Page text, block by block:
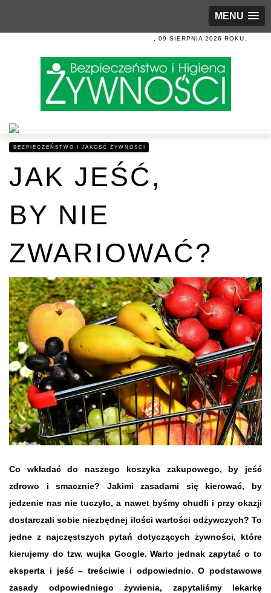
MENU
, 09 SIERPNIA 2026 ROKU.
BEZPIECZEŃSTWO I JAKOŚĆ ŻYWNOŚCI
JAK JEŚĆ,
BY NIE
ZWARIOWAĆ?
Co wkładać do naszego koszyka zakupowego, by jeść
zdrowo i smacznie? Jakimi zasadami się kierować, by
jedzenie nas nie tuczyło, a nawet byśmy chudli i przy okazji
dostarczali sobie niezbędnej ilości wartości odżywczych? To
jedne z najczęstszych pytań dotyczących żywności, które
kierujemy do tzw. wujka Google. Warto jednak zapytać o to
eksperta i jeść – treściwie i odpowiednio. O podstawowe
zasady odpowiedniego żywienia, zapytaliśmy lekarkę